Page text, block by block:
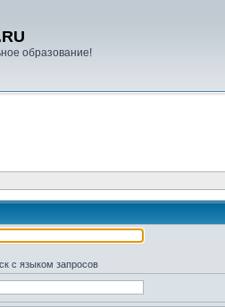
образование!
с языком запросов